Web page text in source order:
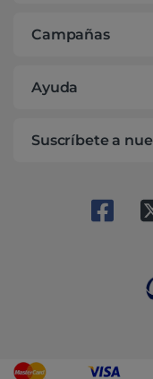
Campañas
Ayuda
Suscríbete a